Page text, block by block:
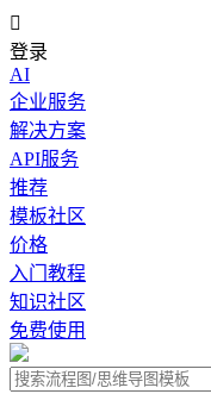

登录
AI
企业服务
解决方案
API服务
推荐
模板社区
价格
入门教程
知识社区
免费使用